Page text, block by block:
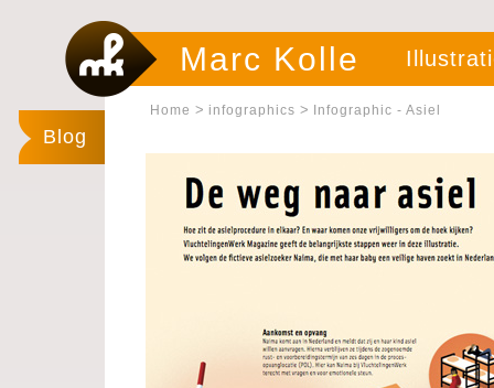
Marc Kolle
Blog
Home > infographics > Infographic - Asiel